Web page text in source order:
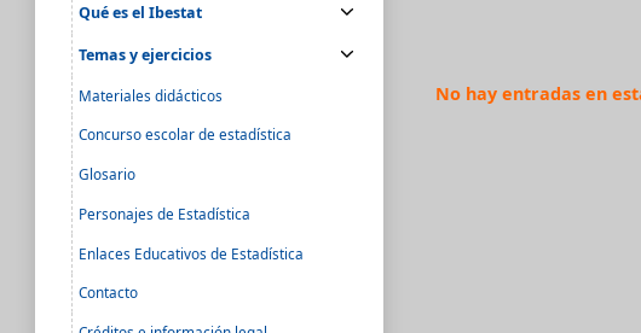
Qué es el Ibestat
Temas y ejercicios
Materiales didácticos
Concurso escolar de estadística
Glosario
Personajes de Estadística
Enlaces Educativos de Estadística
Contacto
No hay entradas en